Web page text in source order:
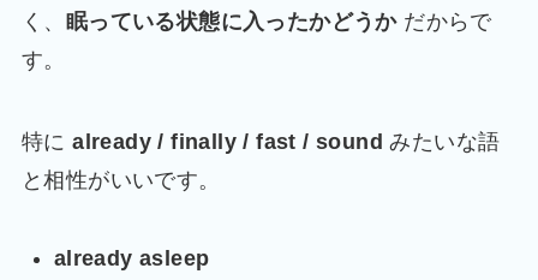
く、 眠っている状態に入ったかどうかだからで
す。
特にalready / finally / fast / sound みたいな語
と相性がいいです。
already asleep